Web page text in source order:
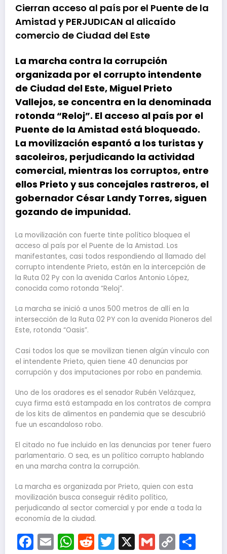
Cierran acceso al país por el Puente de la
Amistad y PERJUDICAN al alicaído
comercio de Ciudad del Este
La marcha contra la corrupción
organizada por el corrupto intendente
de Ciudad del Este, Miguel Prieto
Vallejos, se concentra en la denominada
rotonda “Reloj”. El acceso al país por el
Puente de la Amistad está bloqueado.
La movilización espantó a los turistas y
sacoleiros, perjudicando la actividad
comercial, mientras los corruptos, entre
ellos Prieto y sus concejales rastreros, el
gobernador César Landy Torres, siguen
gozando de impunidad.
La movilización con fuerte tinte político bloquea el
acceso al país por el Puente de la Amistad. Los
manifestantes, casi todos respondiendo al llamado del
corrupto intendente Prieto, están en la intercepción de
la Ruta 02 Py con la avenida Carlos Antonio López,
conocida como rotonda “Reloj”.
La marcha se inició a unos 500 metros de allí en la
intersección de la Ruta 02 PY con la avenida Pioneros del
Este, rotonda “Oasis”.
Casi todos los que se movilizan tienen algún vínculo con
el intendente Prieto, quien tiene 40 denuncias por
corrupción y dos imputaciones por robo en pandemia.
Uno de los oradores es el senador Rubén Velázquez,
cuya firma está estampada en los contratos de compra
de los kits de alimentos en pandemia que se descubrió
fue un escandaloso robo.
El citado no fue incluido en las denuncias por tener fuero
parlamentario. O sea, es un político corrupto hablando
en una marcha contra la corrupción.
La marcha es organizada por Prieto, quien con esta
movilización busca conseguir rédito político,
perjudicando al sector comercial y por ende a toda la
economía de la ciudad.
Facebook
EmailWhatsApp
Reddit
Twitter
X Gmail
Copy